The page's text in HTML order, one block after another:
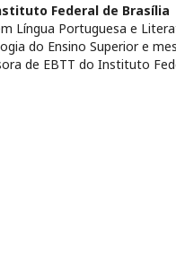
Federal de Brasília
Língua Portuguesa e
do Ensino Superior e
de EBTT do Instituto